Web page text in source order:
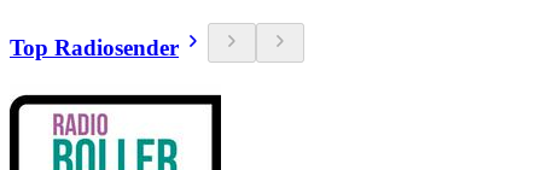
Top Radiosender